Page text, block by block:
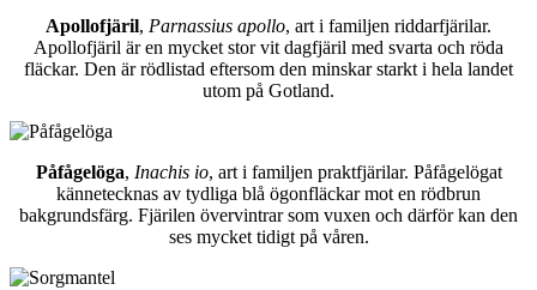
Apollofjäril, Parnassius apollo, art i familjen riddarfjärilar.
Apollofjäril är en mycket stor vit dagfjäril med svarta och röda
fläckar. Den är rödlistad eftersom den minskar starkt i hela landet
utom på Gotland.
Påfågelöga, Inachis io, art i familjen praktfjärilar. Påfågelögat
kännetecknas av tydliga blå ögonfläckar mot en rödbrun
bakgrundsfärg. Fjärilen övervintrar som vuxen och därför kan den
ses mycket tidigt på våren.